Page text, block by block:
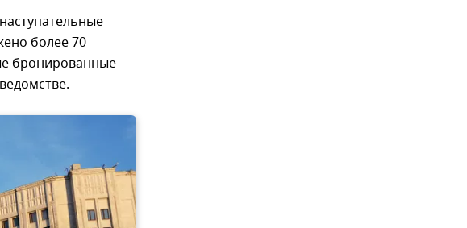
более 70
бронированные